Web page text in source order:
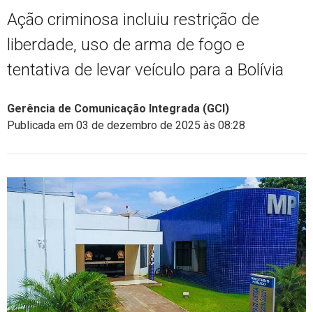
Ação criminosa incluiu restrição de
liberdade, uso de arma de fogo e
tentativa de levar veículo para a Bolívia
Gerência de Comunicação Integrada (GCI)
Publicada em 03 de dezembro de 2025 às 08:28